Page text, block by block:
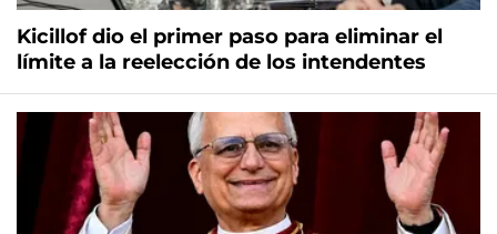
Kicillof dio el primer paso para eliminar el
límite a la reelección de los intendentes